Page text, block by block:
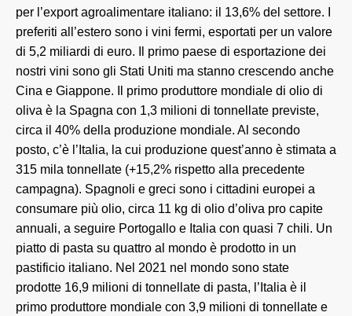
per l’export agroalimentare italiano: il 13,6% del settore. I
preferiti all’estero sono i vini fermi, esportati per un valore
di 5,2 miliardi di euro. Il primo paese di esportazione dei
nostri vini sono gli Stati Uniti ma stanno crescendo anche
Cina e Giappone. Il primo produttore mondiale di olio di
oliva è la Spagna con 1,3 milioni di tonnellate previste,
circa il 40% della produzione mondiale. Al secondo
posto, c’è l’Italia, la cui produzione quest’anno è stimata a
315 mila tonnellate (+15,2% rispetto alla precedente
campagna). Spagnoli e greci sono i cittadini europei a
consumare più olio, circa 11 kg di olio d’oliva pro capite
annuali, a seguire Portogallo e Italia con quasi 7 chili. Un
piatto di pasta su quattro al mondo è prodotto in un
pastificio italiano. Nel 2021 nel mondo sono state
prodotte 16,9 milioni di tonnellate di pasta, l’Italia è il
primo produttore mondiale con 3,9 milioni di tonnellate e